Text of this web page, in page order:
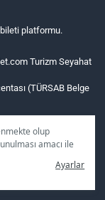
olup
amacı ile
seçeneğineAyarlar
platformu.
Turizm Seyahat
(TÜRSAB Belge